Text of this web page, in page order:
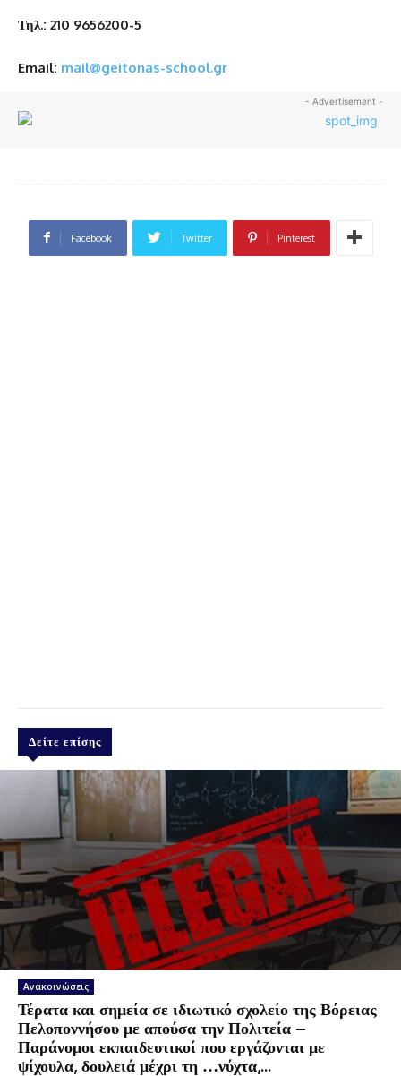
Τηλ.: 210 9656200-5
Email: mail@geitonas-school.gr
- Advertisement -
Facebook Twitter Pinterest
Δείτε επίσης
Ανακοινώσεις
Τέρατα και σημεία σε ιδιωτικό σχολείο της Βόρειας
Πελοποννήσου με απούσα την Πολιτεία –
Παράνομοι εκπαιδευτικοί που εργάζονται με
ψίχουλα, δουλειά μέχρι τη …νύχτα,...